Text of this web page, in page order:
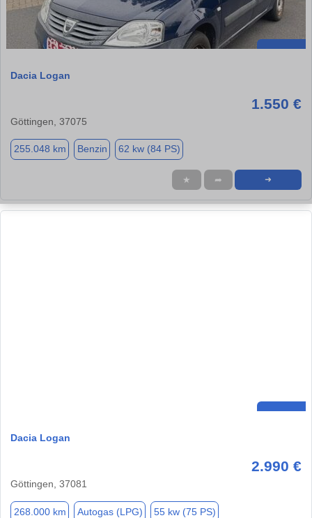
Dacia Logan
1.550 €
Göttingen, 37075
255.048 km Benzin 62 kw (84 PS)
★ ➦ ➜
Dacia Logan
2.990 €
Göttingen, 37081
268.000 km Autogas (LPG) 55 kw (75 PS)